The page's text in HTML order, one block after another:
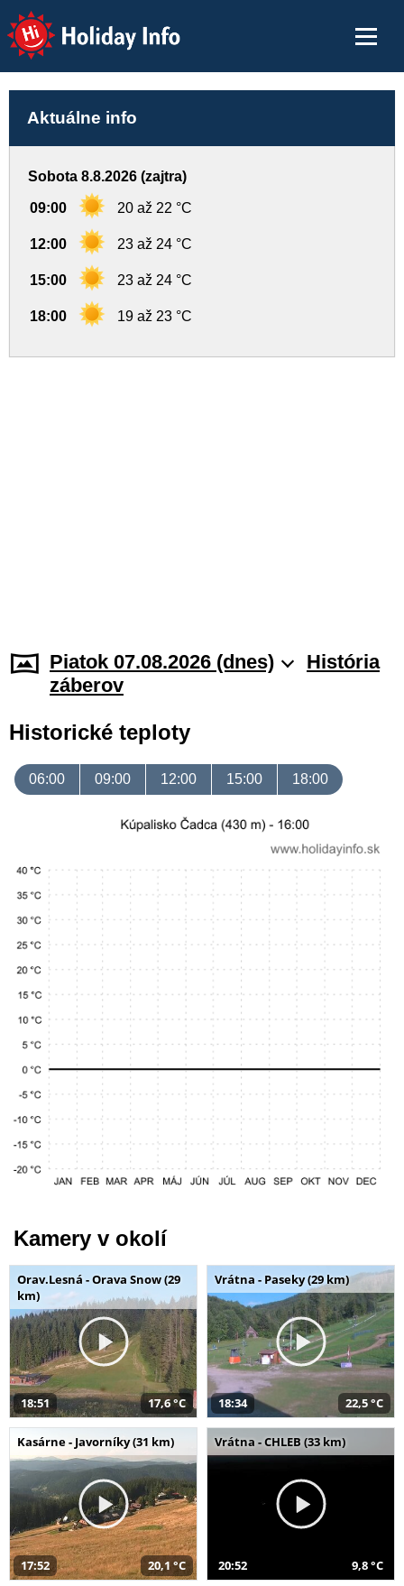
Holiday Info
Aktuálne info
Sobota 8.8.2026 (zajtra)
09:00 20 až 22 °C
12:00 23 až 24 °C
15:00 23 až 24 °C
18:00 19 až 23 °C
Piatok 07.08.2026 (dnes)
História
záberov
Historické teploty
06:00 09:00 12:00 15:00 18:00
Kamery v okolí
Orav.Lesná - Orava Snow (29
km)
18:51 17,6 °C
Vrátna - Paseky (29 km)
18:34 22,5 °C
Kasárne - Javorníky (31 km)
17:52 20,1 °C
Vrátna - CHLEB (33 km)
20:52 9,8 °C